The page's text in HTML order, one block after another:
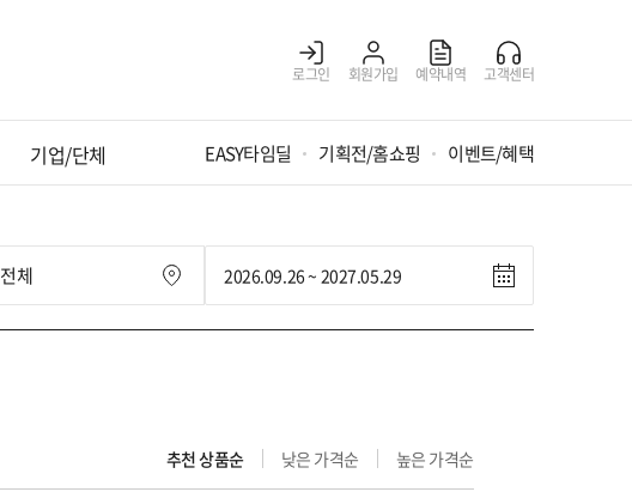
로그인 회원가입 예약내역 고객센터
기업/단체 EASY타임딜 기획전/홈쇼핑 이벤트/혜택
추천 상품순 낮은 가격순 높은 가격순